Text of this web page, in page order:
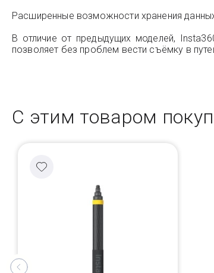
Расширенные возможности хранения
В отличие от предыдущих моделей,
позволяет без проблем вести съёмку в
С этим товаром